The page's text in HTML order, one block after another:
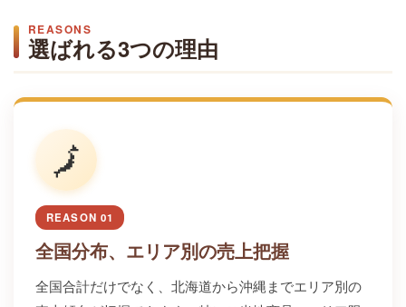
REASONS
選ばれる3つの理由
🗾
REASON 01
全国分布、エリア別の売上把握
全国合計だけでなく、北海道から沖縄までエリア別の